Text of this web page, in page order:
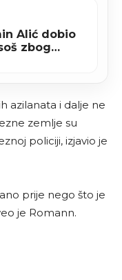
Alić dobio
zbog
azilanata i dalje ne
zemlje su
policiji, izjavio je
prije nego što je
je Romann.